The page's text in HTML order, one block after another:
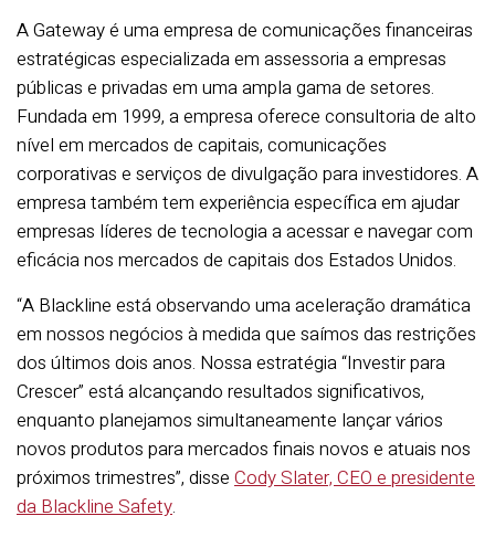
A Gateway é uma empresa de comunicações financeiras
estratégicas especializada em assessoria a empresas
públicas e privadas em uma ampla gama de setores.
Fundada em 1999, a empresa oferece consultoria de alto
nível em mercados de capitais, comunicações
corporativas e serviços de divulgação para investidores. A
empresa também tem experiência específica em ajudar
empresas líderes de tecnologia a acessar e navegar com
eficácia nos mercados de capitais dos Estados Unidos.
“A Blackline está observando uma aceleração dramática
em nossos negócios à medida que saímos das restrições
dos últimos dois anos. Nossa estratégia “Investir para
Crescer” está alcançando resultados significativos,
enquanto planejamos simultaneamente lançar vários
novos produtos para mercados finais novos e atuais nos
próximos trimestres”, disse Cody Slater, CEO e presidente
da Blackline Safety.